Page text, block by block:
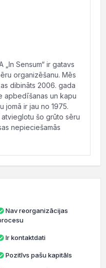
Sensum“ ir gatavs
organizēšanu. Mēs
dibināts 2006. gada
apbedīšanas un kapu
jomā ir jau no 1975.
šo grūto sēru
nepieciešamās
Nav reorganizācijas
Ir kontaktdati
Pozitīvs pašu kapitāls